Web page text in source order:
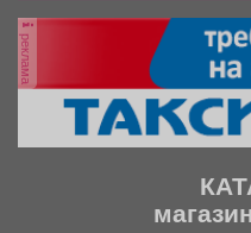
реклама